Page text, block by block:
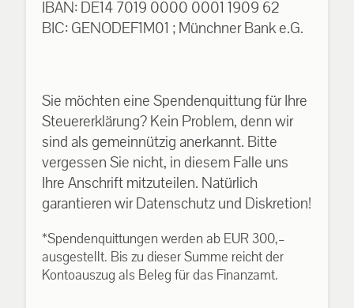
IBAN: DE14 7019 0000 0001 1909 62
BIC: GENODEF1M01 ; Münchner Bank e.G.
Sie möchten eine Spendenquittung für Ihre
Steuererklärung? Kein Problem, denn wir
sind als gemeinnützig anerkannt. Bitte
vergessen Sie nicht, in diesem Falle uns
Ihre Anschrift mitzuteilen. Natürlich
garantieren wir Datenschutz und Diskretion!
*Spendenquittungen werden ab EUR 300,–
ausgestellt. Bis zu dieser Summe reicht der
Kontoauszug als Beleg für das Finanzamt.